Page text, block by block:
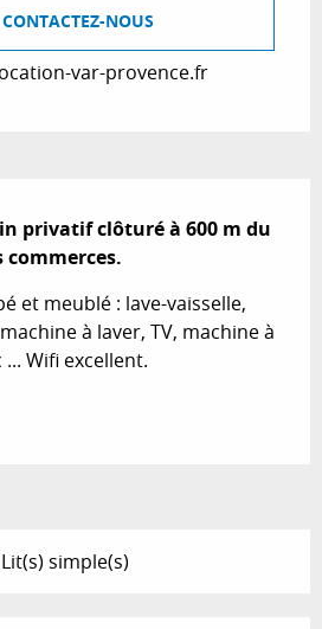
CONTACTEZ-NOUS
var-provence.fr
privatif clôturé à 600 m du
commerces.
et meublé : lave-vaisselle,
à laver, TV, machine à
Wifi excellent.
simple(s)